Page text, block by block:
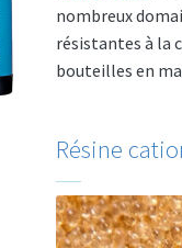
nombreux
résistantes à la
bouteilles en
Résine